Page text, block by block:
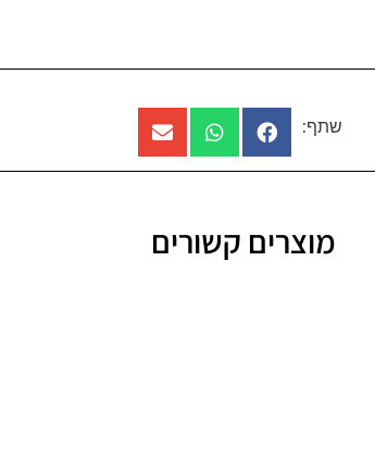
שתף:
מוצרים קשורים